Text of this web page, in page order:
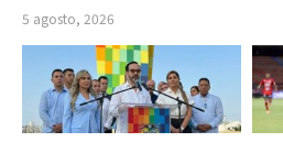
5 agosto, 2026